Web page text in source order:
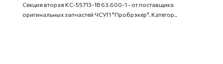
Секция вторая КС-55713-1В 63.600-1 - от поставщика
оригинальных запчастей ЧСУП "Пробрэкер". Категор..